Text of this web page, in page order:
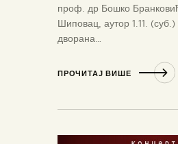
проф. др Бошко
Шиповац, аутор 1.11.
дворана…
ПРОЧИТАЈ ВИШЕ